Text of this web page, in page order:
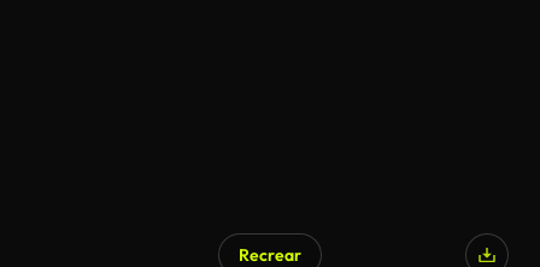
Recrear